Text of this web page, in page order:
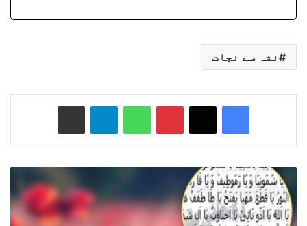
نشہ سے نجات
Facebook
X
Pinterest
WhatsApp
Telegram
Share via Email
اسمائے
شمخوثیہ
تمخیثا)